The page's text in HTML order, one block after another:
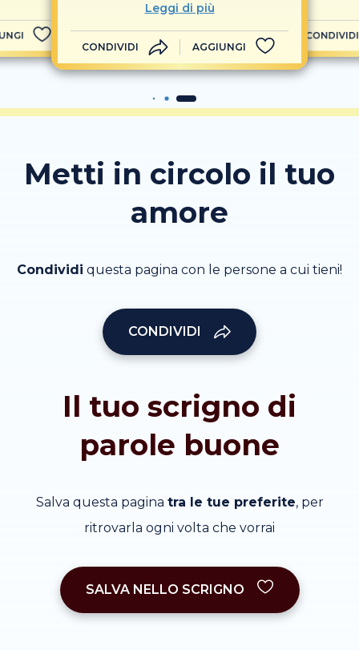
Leggi di più
CONDIVIDI AGGIUNGI
CONDIVIDI
Metti in circolo il tuo
amore
Condividi questa pagina con le persone a cui tieni!
CONDIVIDI
Il tuo scrigno di
parole buone
Salva questa pagina tra le tue preferite, per
ritrovarla ogni volta che vorrai
SALVA NELLO SCRIGNO